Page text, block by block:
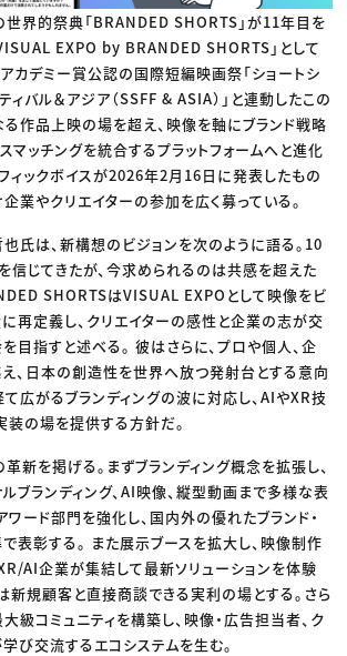
世界的祭典「BRANDED SHORTS」が11年目を
EXPO by BRANDED SHORTS」として
カデミー賞公認の国際短編映画祭「ショートシ
ィバル＆アジア（SSFF & ASIA）」と連動したこの
る作品上映の場を超え、映像を軸にブランド戦略
マッチングを統合するプラットフォームへと進化
ィックボイスが2026年2月16日に発表したもの
業やクリエイターの参加を広く募っている。
氏は、新構想のビジョンを次のように語る。10
信じてきたが、今求められるのは共感を超えた
SHORTSはVISUAL EXPOとして映像をビ
再定義し、クリエイターの感性と企業の志が交
目指すと述べる。 彼はさらに、プロや個人、企
、日本の創造性を世界へ放つ発射台とする意向
て広がるブランディングの波に対応し、AIやXR技
装の場を提供する方針だ。
新を掲げる。まずブランディング概念を拡張し、
ブランディング、AI映像、縦型動画まで多様な表
ード部門を強化し、国内外の優れたブランド・
表彰する。 また展示ブースを拡大し、映像制作
AI企業が集結して最新ソリューションを体験
新規顧客と直接商談できる実利の場とする。さら
級コミュニティを構築し、映像・広告担当者、ク
び交流するエコシステムを生む。